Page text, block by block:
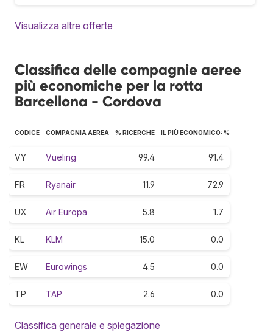
Visualizza altre offerte
Classifica delle compagnie aeree
più economiche per la rotta
Barcellona - Cordova
CODICE COMPAGNIA AEREA % RICERCHE IL PIÙ ECONOMICO: %
VY Vueling 99.4 91.4
FR Ryanair 11.9 72.9
UX Air Europa 5.8 1.7
KL KLM 15.0 0.0
EW Eurowings 4.5 0.0
TP TAP 2.6 0.0
Classifica generale e spiegazione